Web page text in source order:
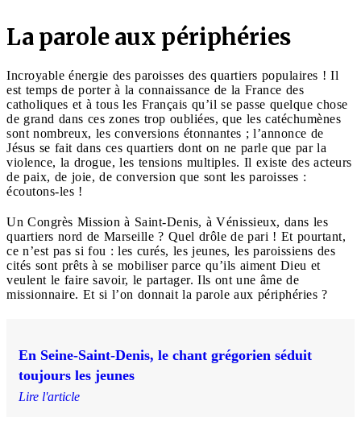
La parole aux périphéries
Incroyable énergie des paroisses des quartiers populaires ! Il
est temps de porter à la connaissance de la France des
catholiques et à tous les Français qu’il se passe quelque chose
de grand dans ces zones trop oubliées, que les catéchumènes
sont nombreux, les conversions étonnantes ; l’annonce de
Jésus se fait dans ces quartiers dont on ne parle que par la
violence, la drogue, les tensions multiples. Il existe des acteurs
de paix, de joie, de conversion que sont les paroisses :
écoutons-les !
Un Congrès Mission à Saint-Denis, à Vénissieux, dans les
quartiers nord de Marseille ? Quel drôle de pari ! Et pourtant,
ce n’est pas si fou : les curés, les jeunes, les paroissiens des
cités sont prêts à se mobiliser parce qu’ils aiment Dieu et
veulent le faire savoir, le partager. Ils ont une âme de
missionnaire. Et si l’on donnait la parole aux périphéries ?
En Seine-Saint-Denis, le chant grégorien séduit
toujours les jeunes
Lire l'article